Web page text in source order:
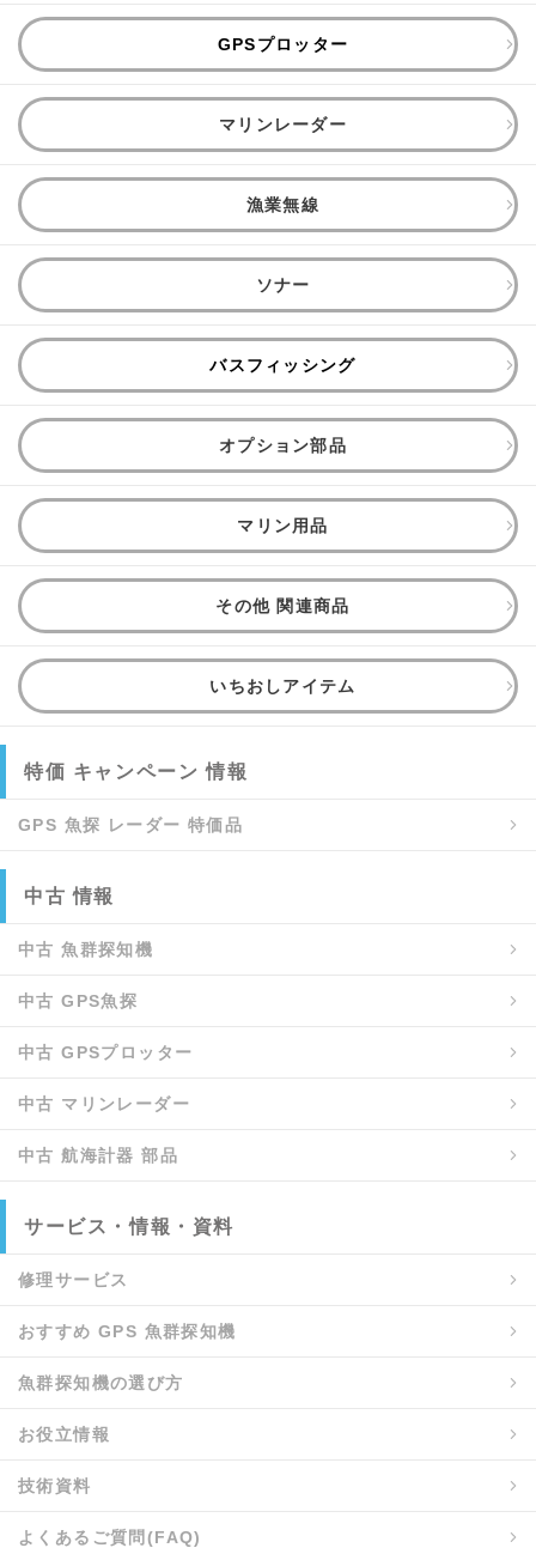
GPSプロッター
マリンレーダー
漁業無線
ソナー
バスフィッシング
オプション部品
マリン用品
その他 関連商品
いちおしアイテム
特価 キャンペーン 情報
GPS 魚探 レーダー 特価品
中古 情報
中古 魚群探知機
中古 GPS魚探
中古 GPSプロッター
中古 マリンレーダー
中古 航海計器 部品
サービス・情報・資料
修理サービス
おすすめ GPS 魚群探知機
魚群探知機の選び方
お役立情報
技術資料
よくあるご質問(FAQ)